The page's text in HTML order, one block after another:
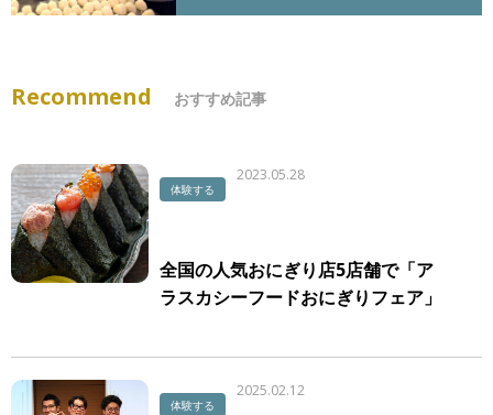
Recommend おすすめ記事
体験する
2023.05.28
全国の人気おにぎり店5店舗で「ア
ラスカシーフードおにぎりフェア」
体験する
2025.02.12